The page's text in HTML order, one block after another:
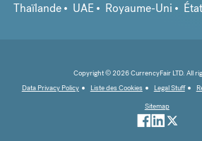
Thaïlande
UAE Royaume-Uni
Copyright © 2026 CurrencyFair LTD. All
Data Privacy Policy
Liste des Cookies Legal Stuff
Sitemap